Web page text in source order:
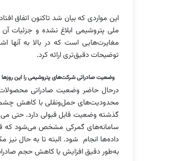
این مواردی که بیان شد تاکنون
ملی پتروشیمی ابلاغ نشده و جزئیات
مغایرت‌هایی است که در بالا به
توضیحات دقیق‌تری ارائه کرد.
وضعیت صادراتی شرکت‌های پتروشیمی را این روزها
درحال حاضر وضعیت صادراتی
محدودیت‌های حمل‌و‌نقلی با کاهش
گذشته وضعیت قابل قبولی دارد. حتی
سامانه‌های گمرکی مشخص می‌شود که
داده‌ها انجام شود. البته تا به حال
به‌طور دقیق افزایش یا کاهش حجم